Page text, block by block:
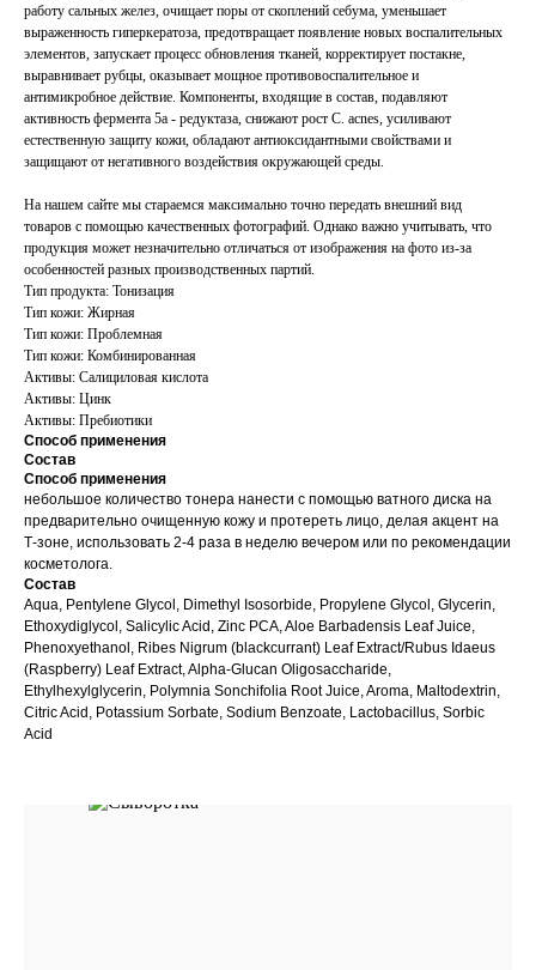
работу сальных желез, очищает поры от скоплений себума, уменьшает
выраженность гиперкератоза, предотвращает появление новых воспалительных
элементов, запускает процесс обновления тканей, корректирует постакне,
выравнивает рубцы, оказывает мощное противовоспалительное и
антимикробное действие. Компоненты, входящие в состав, подавляют
активность фермента 5а - редуктаза, снижают рост C. acnes, усиливают
естественную защиту кожи, обладают антиоксидантными свойствами и
защищают от негативного воздействия окружающей среды.
На нашем сайте мы стараемся максимально точно передать внешний вид
товаров с помощью качественных фотографий. Однако важно учитывать, что
продукция может незначительно отличаться от изображения на фото из-за
особенностей разных производственных партий.
Тип продукта: Тонизация
Тип кожи: Жирная
Тип кожи: Проблемная
Тип кожи: Комбинированная
Активы: Салициловая кислота
Активы: Цинк
Активы: Пребиотики
Способ применения
Состав
Способ применения
небольшое количество тонера нанести с помощью ватного диска на
предварительно очищенную кожу и протереть лицо, делая акцент на
Т-зоне, использовать 2-4 раза в неделю вечером или по рекомендации
косметолога.
Состав
Aqua, Pentylene Glycol, Dimethyl Isosorbide, Propylene Glycol, Glycerin,
Ethoxydiglycol, Salicylic Acid, Zinc PCA, Aloe Barbadensis Leaf Juice,
Phenoxyethanol, Ribes Nigrum (blackcurrant) Leaf Extract/Rubus Idaeus
(Raspberry) Leaf Extract, Alpha-Glucan Oligosaccharide,
Ethylhexylglycerin, Polymnia Sonchifolia Root Juice, Aroma, Maltodextrin,
Citric Acid, Potassium Sorbate, Sodium Benzoate, Lactobacillus, Sorbic
Acid